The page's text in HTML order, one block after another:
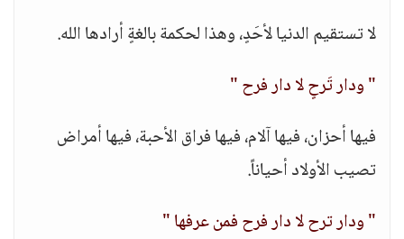
لا تستقيم الدنيا لأحَدٍ، وهذا لحكمة بالغةٍ أرادها الله.
" ودار تَرحٍ لا دار فرح "
فيها أحزان، فيها آلام، فيها فراق الأحبة، فيها أمراض
تصيب الأولاد أحياناً.
" ودار ترح لا دار فرح فمن عرفها "